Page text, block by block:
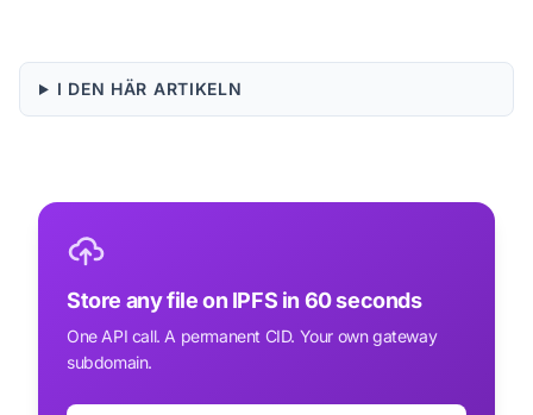
I DEN HÄR ARTIKELN
Store any file on IPFS in 60 seconds
One API call. A permanent CID. Your own gateway
subdomain.